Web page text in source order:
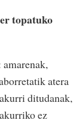
topatuko
atera
ditudanak,
ez